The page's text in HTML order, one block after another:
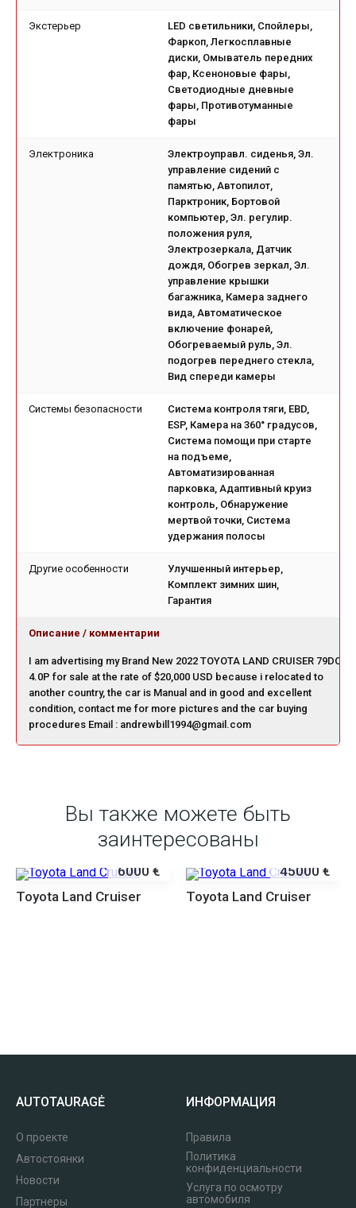
Экстерьер
LED светильники, Спойлеры,
Фаркоп, Легкосплавные
диски, Омыватель передних
фар, Ксеноновые фары,
Светодиодные дневные
фары, Противотуманные
фары
Электроника
Электроуправл. сиденья, Эл.
управление сидений с
памятью, Автопилот,
Парктроник, Бортовой
компьютер, Эл. регулир.
положения руля,
Электрозеркала, Датчик
дождя, Обогрев зеркал, Эл.
управление крышки
багажника, Камера заднего
вида, Автоматическое
включение фонарей,
Обогреваемый руль, Эл.
подогрев переднего стекла,
Вид спереди камеры
Системы безопасности
Система контроля тяги, EBD,
ESP, Камера на 360° градусов,
Система помощи при старте
на подъеме,
Автоматизированная
парковка, Адаптивный круиз
контроль, Обнаружение
мертвой точки, Система
удержания полосы
Другие особенности
Улучшенный интерьер,
Комплект зимних шин,
Гарантия
Описание / комментарии
I am advertising my Brand New 2022 TOYOTA LAND CRUISER 79DC
4.0P for sale at the rate of $20,000 USD because i relocated to
another country, the car is Manual and in good and excellent
condition, contact me for more pictures and the car buying
procedures Email : andrewbill1994@gmail.com
Вы также можете быть
заинтересованы
6000 €
Toyota Land Cruiser
45000 €
Toyota Land Cruiser
AUTOTAURAGĖ
О проекте
Автостоянки
Новости
Партнеры
ИНФОРМАЦИЯ
Правила
Политика
конфиденциальности
Услуга по осмотру
автомобиля